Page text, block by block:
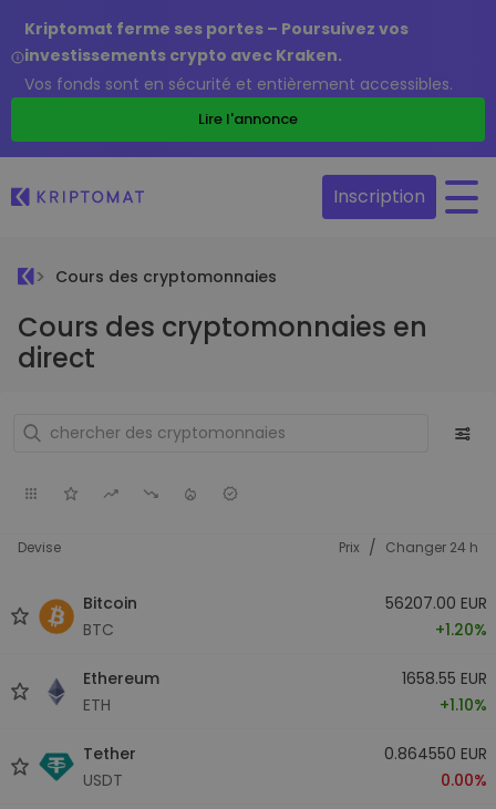
Kriptomat ferme ses portes – Poursuivez vos
investissements crypto avec Kraken.
Vos fonds sont en sécurité et entièrement accessibles.
Lire l'annonce
Inscription
Cours des cryptomonnaies
Cours des cryptomonnaies en
direct
Devise Prix / Changer 24 h
Bitcoin
BTC
56207.00 EUR
+1.20%
Ethereum
ETH
1658.55 EUR
+1.10%
Tether
USDT
0.864550 EUR
0.00%